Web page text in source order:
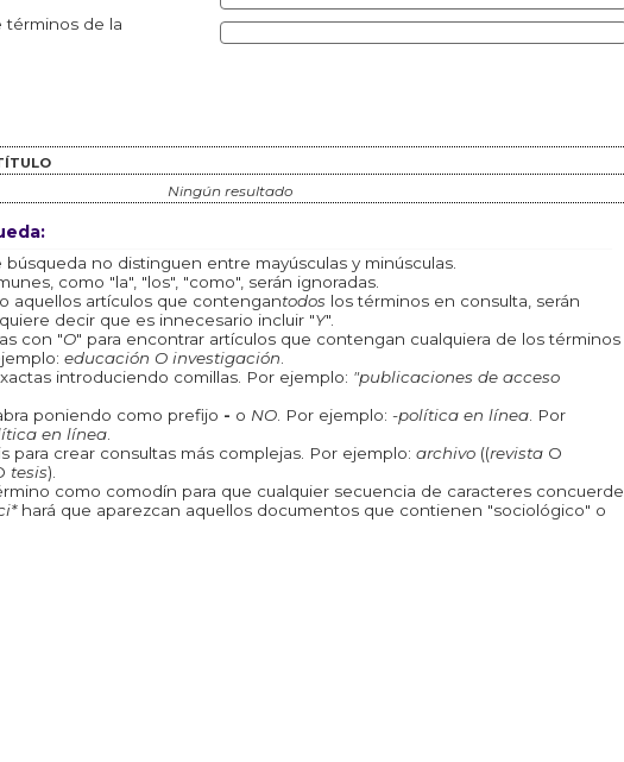
términos de la
Ningún resultado
no distinguen entre mayúsculas y minúsculas.
como "la", "los", "como", serán ignoradas.
aquellos artículos que contengantodos los términos en consulta, serán
decir que es innecesario incluir "Y".
con "O" para encontrar artículos que contengan cualquiera de los términos
educación O investigación
introduciendo comillas. Por ejemplo: "publicaciones de acceso
poniendo como prefijo - o NO. Por ejemplo: -política en línea. Por
en línea.
para crear consultas más complejas. Por ejemplo: archivo((revistaO
tesis).
como comodín para que cualquier secuencia de caracteres concuerde.
hará que aparezcan aquellos documentos que contienen "sociológico" o